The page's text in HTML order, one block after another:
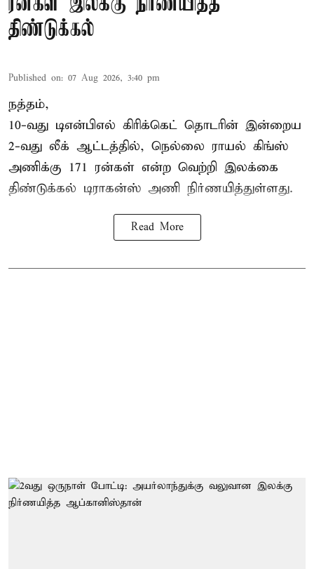
திண்டுக்கல்
Published on: 07 Aug 2026, 3:40 pm
நத்தம்,
10-வது டிஎன்பிஎல் கிரிக்கெட் தொடரின் இன்றைய
2-வது லீக் ஆட்டத்தில், நெல்லை ராயல் கிங்ஸ்
அணிக்கு 171 ரன்கள் என்ற வெற்றி இலக்கை
திண்டுக்கல் டிராகன்ஸ் அணி நிர்ணயித்துள்ளது.
Read More